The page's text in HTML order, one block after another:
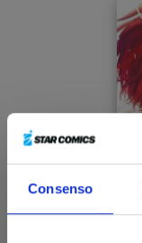
Consenso